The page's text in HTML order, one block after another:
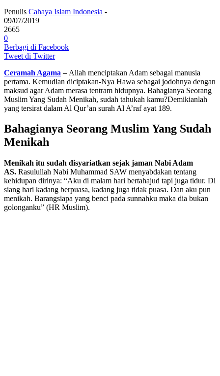
Penulis Cahaya Islam Indonesia -
09/07/2019
2665
0
Berbagi di Facebook
Tweet di Twitter
Ceramah Agama – Allah menciptakan Adam sebagai manusia
pertama. Kemudian diciptakan-Nya Hawa sebagai jodohnya dengan
maksud agar Adam merasa tentram hidupnya. Bahagianya Seorang
Muslim Yang Sudah Menikah, sudah tahukah kamu?Demikianlah
yang tersirat dalam Al Qur’an surah Al A’raf ayat 189.
Bahagianya Seorang Muslim Yang Sudah
Menikah
Menikah itu sudah disyariatkan sejak jaman Nabi Adam
AS. Rasulullah Nabi Muhammad SAW menyabdakan tentang
kehidupan dirinya: “Aku di malam hari bertahajud tapi juga tidur. Di
siang hari kadang berpuasa, kadang juga tidak puasa. Dan aku pun
menikah. Barangsiapa yang benci pada sunnahku maka dia bukan
golonganku” (HR Muslim).